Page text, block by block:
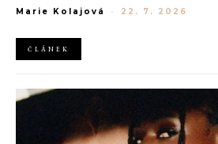
Prequely, sequely, spin-offy i rebooty
vzácností. Proč se filmový průmysl tak
A můžeme si za to sami?
Marie Kolajová - 22. 7. 2026
ČLÁNEK